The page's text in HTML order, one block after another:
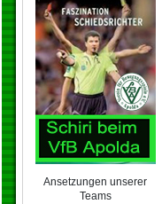
Ansetzungen unserer
Teams